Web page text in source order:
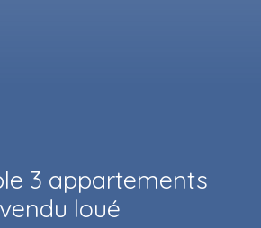
3 appartements
vendu loué